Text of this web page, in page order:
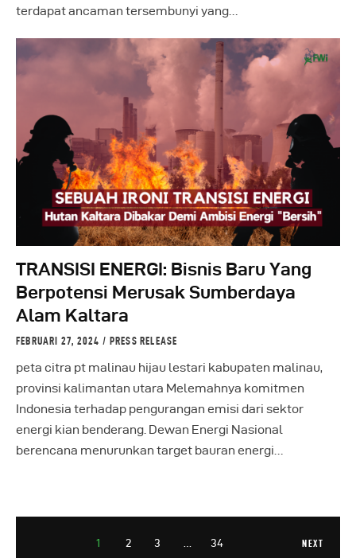
terdapat ancaman tersembunyi yang…
TRANSISI ENERGI: Bisnis Baru Yang
Berpotensi Merusak Sumberdaya
Alam Kaltara
FEBRUARI 27, 2024 PRESS RELEASE
peta citra pt malinau hijau lestari kabupaten malinau,
provinsi kalimantan utara Melemahnya komitmen
Indonesia terhadap pengurangan emisi dari sektor
energi kian benderang. Dewan Energi Nasional
berencana menurunkan target bauran energi…
1 2 3 34 NEXT